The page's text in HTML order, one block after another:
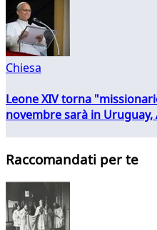
Chiesa
Leone XIV torna
novembre sarà in
Raccomandati per te